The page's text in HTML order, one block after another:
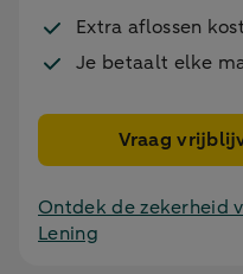
Extra aflossen
Je betaalt elke
Vraag
Ontdek de zekerheid
Lening